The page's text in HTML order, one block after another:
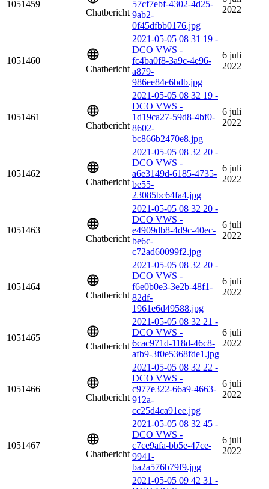
1051459
Chatbericht
57cf7ebf-4302-4d25-
9ab2-
0f45dfbb0176.jpg
2022
1051460
Chatbericht
2021-05-05 08 31 19 -
DCO VWS -
fc4ba0f8-3a9c-4e96-
a879-
986ee84e6bdb.jpg
6 juli
2022
1051461
Chatbericht
2021-05-05 08 32 19 -
DCO VWS -
1d19ca27-59d8-4bf0-
8602-
bc866b2470e8.jpg
6 juli
2022
1051462
Chatbericht
2021-05-05 08 32 20 -
DCO VWS -
a6e3149d-6185-4735-
be55-
23085bc64fa4.jpg
6 juli
2022
1051463
Chatbericht
2021-05-05 08 32 20 -
DCO VWS -
e4909db8-4d9c-40ec-
be6c-
c72ad60099f2.jpg
6 juli
2022
1051464
Chatbericht
2021-05-05 08 32 20 -
DCO VWS -
f6e0b0e3-3e2b-48f1-
82df-
1961e6d49588.jpg
6 juli
2022
1051465
Chatbericht
2021-05-05 08 32 21 -
DCO VWS -
6cac971d-118d-46c8-
afb9-3f0e5368fde1.jpg
6 juli
2022
1051466
Chatbericht
2021-05-05 08 32 22 -
DCO VWS -
c977e322-66a9-4663-
912a-
cc25d4ca91ee.jpg
6 juli
2022
1051467
Chatbericht
2021-05-05 08 32 45 -
DCO VWS -
c7ce9afa-bb5e-47ce-
9941-
ba2a576b79f9.jpg
6 juli
2022
2021-05-05 09 42 31 -